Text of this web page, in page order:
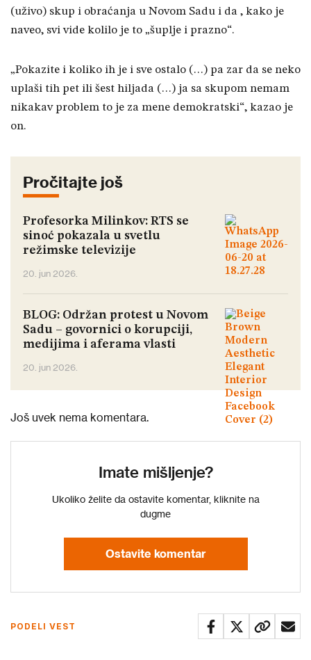
(uživo) skup i obraćanja u Novom Sadu i da , kako je
naveo, svi vide kolilo je to „šuplje i prazno“.
„Pokazite i koliko ih je i sve ostalo (…) pa zar da se neko
uplaši tih pet ili šest hiljada (…) ja sa skupom nemam
nikakav problem to je za mene demokratski“, kazao je
on.
Pročitajte još
Profesorka Milinkov: RTS se
sinoć pokazala u svetlu
režimske televizije
20. jun 2026.
BLOG: Održan protest u Novom
Sadu – govornici o korupciji,
medijima i aferama vlasti
20. jun 2026.
Još uvek nema komentara.
Imate mišljenje?
Ukoliko želite da ostavite komentar, kliknite na
dugme
Ostavite komentar
PODELI VEST